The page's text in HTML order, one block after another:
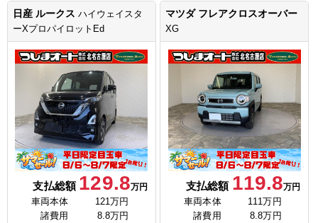
日産 ルークス ハイウェイスタ
ーXプロパイロットEd
支払総額 129.8万円
車両本体
121万円
諸費用
8.8万円
マツダ フレアクロスオーバー
XG
支払総額 119.8万円
車両本体
111万円
諸費用
8.8万円